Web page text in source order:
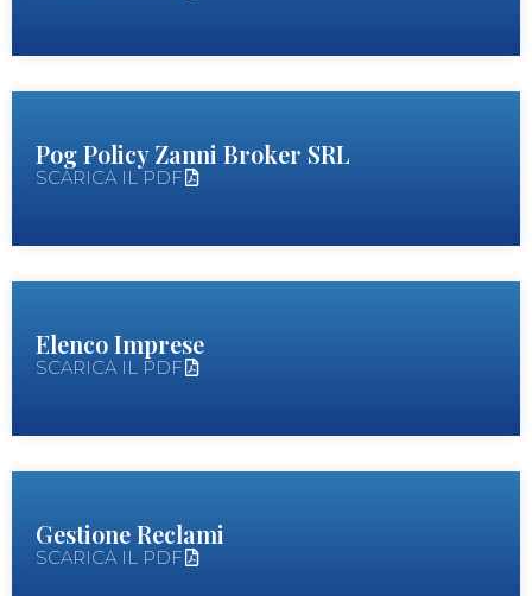
Pog Policy Zanni Broker SRL
SCARICA IL PDF
Elenco Imprese
SCARICA IL PDF
Gestione Reclami
SCARICA IL PDF